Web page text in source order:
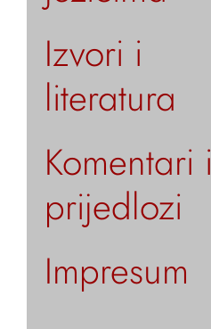
Izvori i
literatura
Komentari i
prijedlozi
Impresum